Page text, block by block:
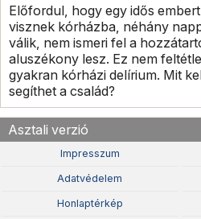
Előfordul, hogy egy idős
visznek kórházba, néhány
válik, nem ismeri fel a
aluszékony lesz. Ez nem
gyakran kórházi delírium. Mit
segíthet a család?
Asztali verzió
Impresszum
Adatvédelem
Honlaptérkép